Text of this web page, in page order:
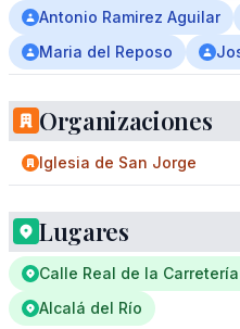
Antonio Ramirez Aguilar
Maria del Reposo
Organizaciones
Iglesia de San Jorge
Lugares
Calle Real de la
Alcalá del Río